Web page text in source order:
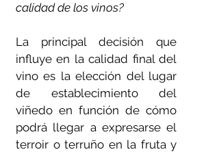
calidad de los vinos?
La principal decisión que
influye en la calidad final del
vino es la elección del lugar
de establecimiento del
viñedo en función de cómo
podrá llegar a expresarse el
terroir o terruño en la fruta y